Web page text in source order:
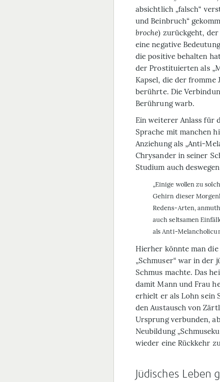
absichtlich „falsch“
und Beinbruch“
broche) zurückgeht,
eine negative
die positive behalten
der Prostituierten als
Kapsel, die der fromme
berührte. Die
Berührung warb.
Ein weiterer Anlass für
Sprache mit manchen
Anziehung als „Anti-
Chrysander in seiner
Studium auch
„Einige wollen zu
Gehirn dieser
Redens-Arten,
auch seltsamen
als Anti-
Hierher könnte man die
„Schmuser“ war in der
Schmus machte. Das
damit Mann und Frau
erhielt er als Lohn sein
den Austausch von
Ursprung verbunden,
Neubildung
wieder eine Rückkehr
Jüdisches Leben